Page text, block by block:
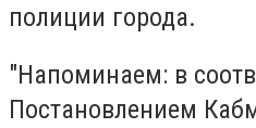
полиции города.
"Напоминаем: в
Постановлением